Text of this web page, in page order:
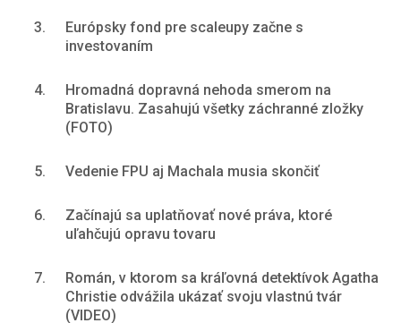
3.
Európsky fond pre scaleupy začne s
investovaním
4.
Hromadná dopravná nehoda smerom na
Bratislavu. Zasahujú všetky záchranné zložky
(FOTO)
5. Vedenie FPU aj Machala musia skončiť
6.
Začínajú sa uplatňovať nové práva, ktoré
uľahčujú opravu tovaru
7.
Román, v ktorom sa kráľovná detektívok Agatha
Christie odvážila ukázať svoju vlastnú tvár
(VIDEO)